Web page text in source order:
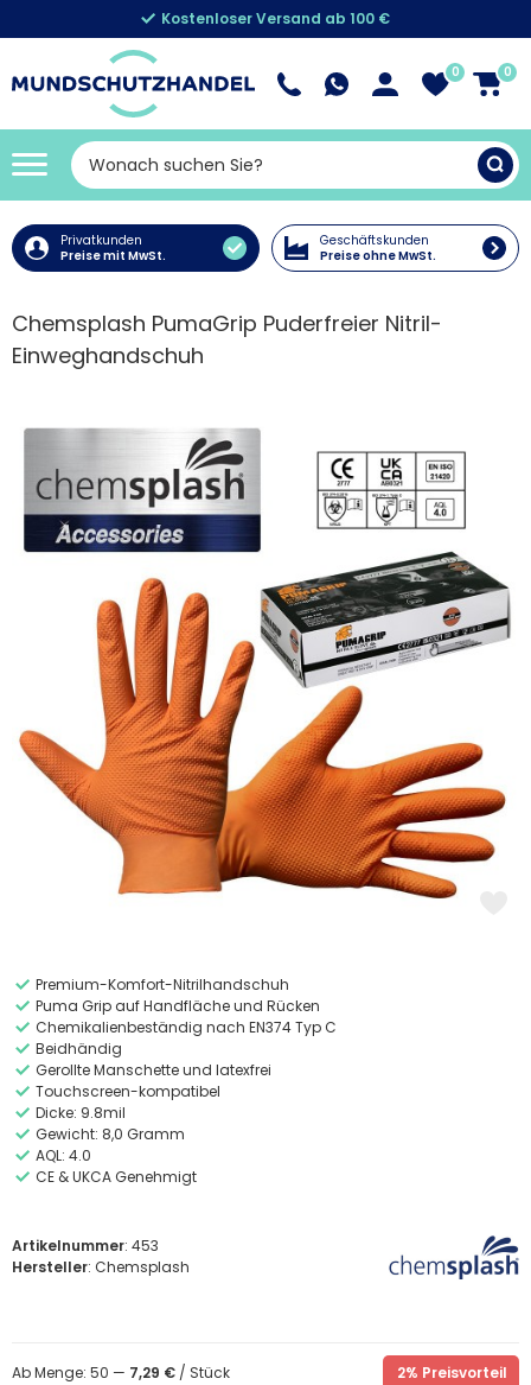
Kostenloser Versand ab 100 €
0 0
Privatkunden
Preise mit MwSt.
Geschäftskunden
Preise ohne MwSt.
Chemsplash PumaGrip Puderfreier Nitril-
Einweghandschuh
Premium-Komfort-Nitrilhandschuh
Puma Grip auf Handfläche und Rücken
Chemikalienbeständig nach EN374 Typ C
Beidhändig
Gerollte Manschette und latexfrei
Touchscreen-kompatibel
Dicke: 9.8mil
Gewicht: 8,0 Gramm
AQL: 4.0
CE & UKCA Genehmigt
Artikelnummer: 453
Hersteller: Chemsplash
Ab Menge: 50 — 7,29 € / Stück 2% Preisvorteil